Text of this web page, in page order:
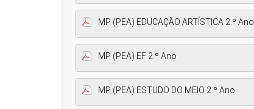
MP (PEA) EDUCAÇÃO ARTÍSTICA 2.º Ano
MP (PEA) EF 2.º Ano
MP (PEA) ESTUDO DO MEIO 2.º Ano